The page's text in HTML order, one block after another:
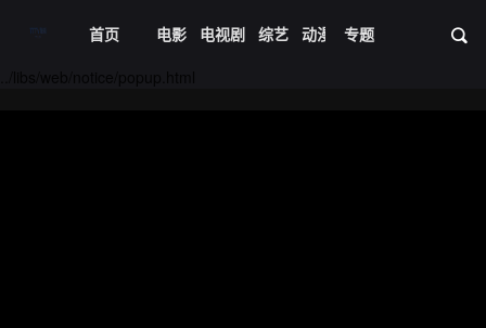
首页 电影 电视剧 综艺 动漫 短剧大全 资
专题